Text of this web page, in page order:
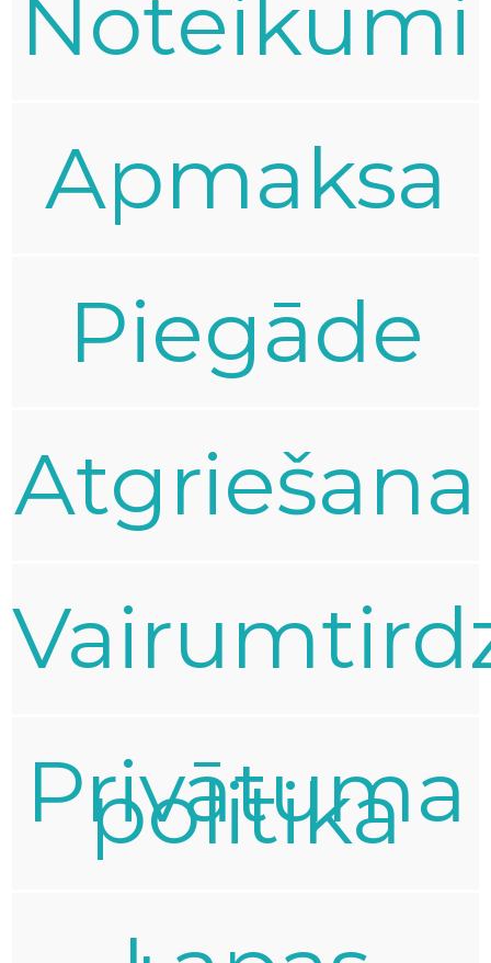
Noteikumi
Apmaksa
Piegāde
Atgriešana
Privātuma
politika